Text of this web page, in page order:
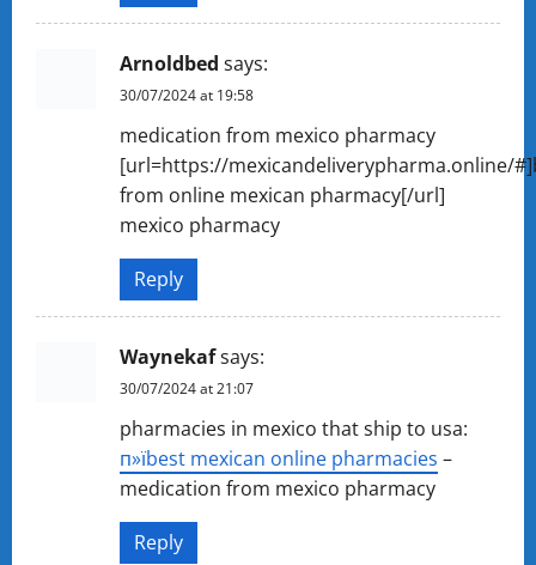
Arnoldbed says:
30/07/2024 at 19:58
medication from mexico pharmacy
[url=https://mexicandeliverypharma.online/
from online mexican pharmacy[/url]
mexico pharmacy
Reply
Waynekafsays:
30/07/2024 at 21:07
pharmacies in mexico that ship to usa:
п»їbest mexican online pharmacies –
medication from mexico pharmacy
Reply